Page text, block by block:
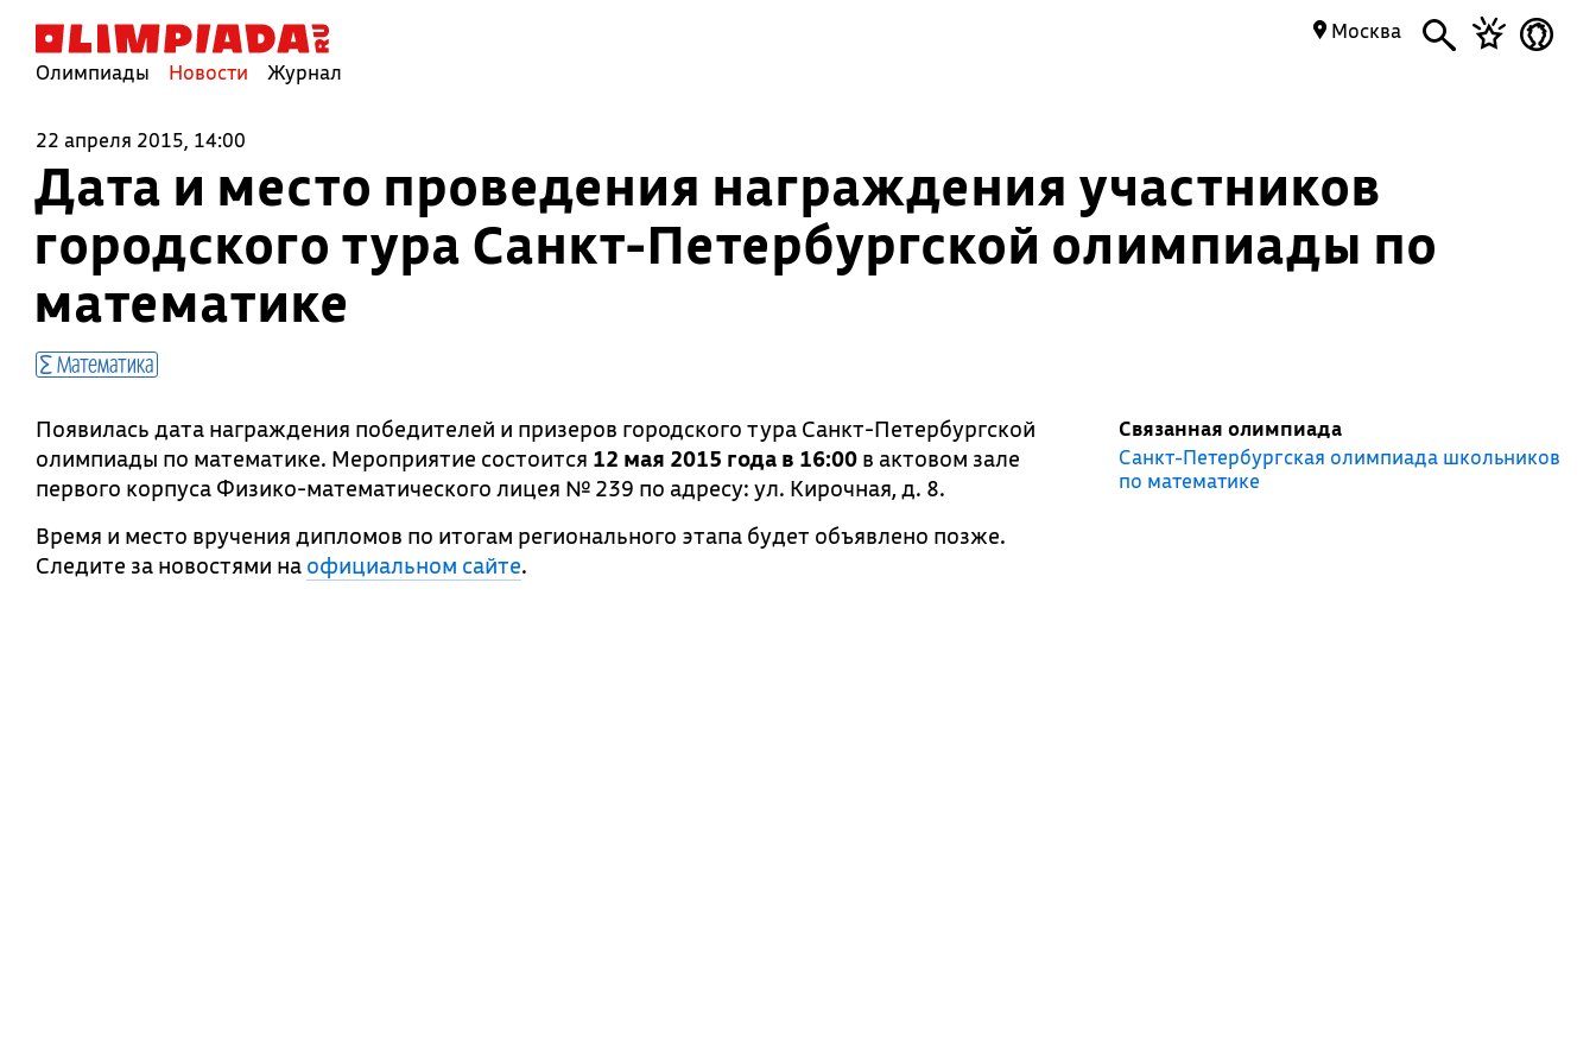
Олимпиады Новости Журнал
Москва
22 апреля 2015, 14:00
Дата и место проведения награждения участников
городского тура Санкт-Петербургской олимпиады по
математике
Математика
Появилась дата награждения победителей и призеров городского тура Санкт-Петербургской
олимпиады по математике. Мероприятие состоится 12 мая 2015 года в 16:00 в актовом зале
первого корпуса Физико-математического лицея № 239 по адресу: ул. Кирочная, д. 8.
Время и место вручения дипломов по итогам регионального этапа будет объявлено позже.
Следите за новостями на официальном сайте.
Связанная олимпиада
Санкт-Петербургская олимпиада школьников
по математике